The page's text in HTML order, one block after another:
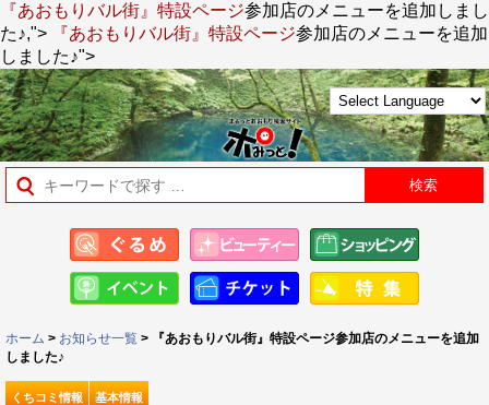
『あおもりバル街』特設ページ参加店のメニューを追加しまし
た♪,">
『あおもりバル街』特設ページ参加店のメニューを追加
しました♪">
ホーム > お知らせ一覧 > 『あおもりバル街』特設ページ参加店のメニューを追加
しました♪
くちコミ情報 基本情報